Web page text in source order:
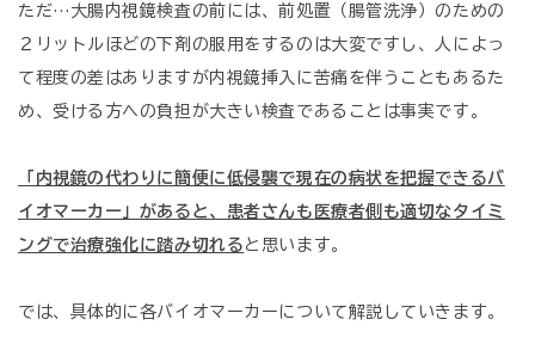
ただ…大腸内視鏡検査の前には、前処置（腸管洗浄）のための
２リットルほどの下剤の服用をするのは大変ですし、人によっ
て程度の差はありますが内視鏡挿入に苦痛を伴うこともあるた
め、受ける方への負担が大きい検査であることは事実です。
「内視鏡の代わりに簡便に低侵襲で現在の病状を把握できるバ
イオマーカー」があると、患者さんも医療者側も適切なタイミ
ングで治療強化に踏み切れる と思います。
では、具体的に各バイオマーカーについて解説していきます。